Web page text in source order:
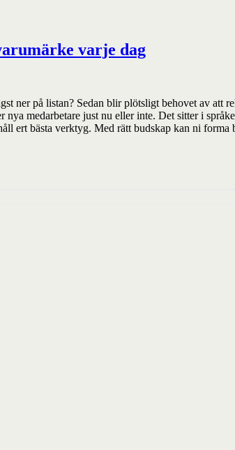
varje dag
ner på listan? Sedan blir plötsligt behovet av att
medarbetare just nu eller inte. Det sitter i
ert bästa verktyg. Med rätt budskap kan ni forma